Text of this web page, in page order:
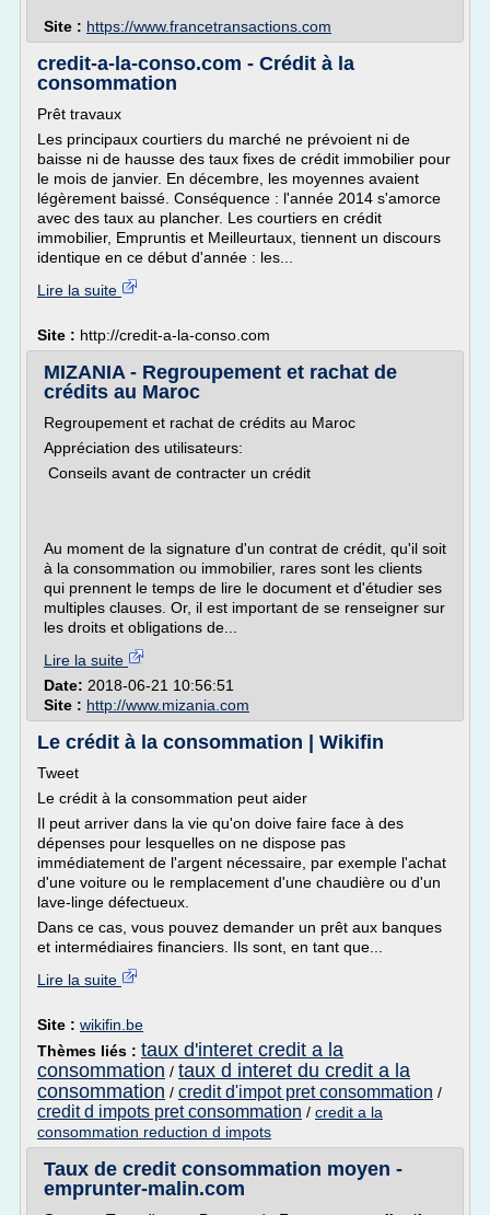
Site : https://www.francetransactions.com
credit-a-la-conso.com - Crédit à la
consommation
Prêt travaux
Les principaux courtiers du marché ne prévoient ni de
baisse ni de hausse des taux fixes de crédit immobilier pour
le mois de janvier. En décembre, les moyennes avaient
légèrement baissé. Conséquence : l'année 2014 s'amorce
avec des taux au plancher. Les courtiers en crédit
immobilier, Empruntis et Meilleurtaux, tiennent un discours
identique en ce début d'année : les...
Lire la suite
Site : http://credit-a-la-conso.com
MIZANIA - Regroupement et rachat de
crédits au Maroc
Regroupement et rachat de crédits au Maroc
Appréciation des utilisateurs:
Conseils avant de contracter un crédit
Au moment de la signature d'un contrat de crédit, qu'il soit
à la consommation ou immobilier, rares sont les clients
qui prennent le temps de lire le document et d'étudier ses
multiples clauses. Or, il est important de se renseigner sur
les droits et obligations de...
Lire la suite
Date: 2018-06-21 10:56:51
Site : http://www.mizania.com
Le crédit à la consommation | Wikifin
Tweet
Le crédit à la consommation peut aider
Il peut arriver dans la vie qu'on doive faire face à des
dépenses pour lesquelles on ne dispose pas
immédiatement de l'argent nécessaire, par exemple l'achat
d'une voiture ou le remplacement d'une chaudière ou d'un
lave-linge défectueux.
Dans ce cas, vous pouvez demander un prêt aux banques
et intermédiaires financiers. Ils sont, en tant que...
Lire la suite
Site : wikifin.be
Thèmes liés : taux d'interet credit a la
consommation / taux d interet du credit a la
consommation / credit d'impot pret consommation /
credit d impots pret consommation / credit a la
consommation reduction d impots
Taux de credit consommation moyen -
emprunter-malin.com